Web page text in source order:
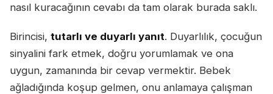
nasıl kuracağının cevabı da tam olarak burada saklı.
Birincisi, tutarlı ve duyarlı yanıt. Duyarlılık, çocuğun
sinyalini fark etmek, doğru yorumlamak ve ona
uygun, zamanında bir cevap vermektir. Bebek
ağladığında koşup gelmen, onu anlamaya çalışman